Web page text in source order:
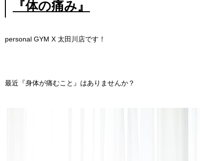
無料体験セッション
『体の痛み』
personal GYM X 太田川店です！
最近『身体が痛むこと』はありませんか？